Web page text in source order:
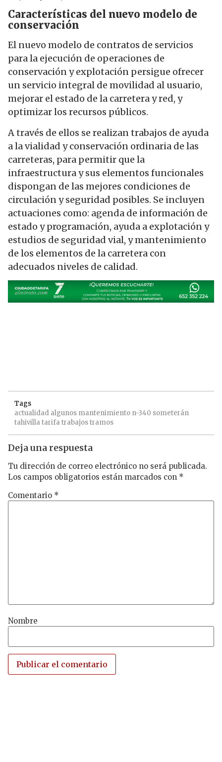
Características del nuevo modelo de
conservación
El nuevo modelo de contratos de servicios
para la ejecución de operaciones de
conservación y explotación persigue ofrecer
un servicio integral de movilidad al usuario,
mejorar el estado de la carretera y red, y
optimizar los recursos públicos.
A través de ellos se realizan trabajos de ayuda
a la vialidad y conservación ordinaria de las
carreteras, para permitir que la
infraestructura y sus elementos funcionales
dispongan de las mejores condiciones de
circulación y seguridad posibles. Se incluyen
actuaciones como: agenda de información de
estado y programación, ayuda a explotación y
estudios de seguridad vial, y mantenimiento
de los elementos de la carretera con
adecuados niveles de calidad.
Tags
actualidad algunos mantenimiento n-340 someterán
tahivilla tarifa trabajostramos
Deja una respuesta
Tu dirección de correo electrónico no será publicada.
Los campos obligatorios están marcados con *
Comentario *
Nombre